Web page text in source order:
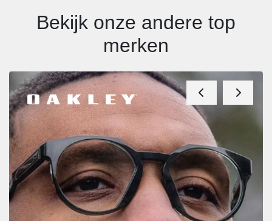
Bekijk onze andere top
merken